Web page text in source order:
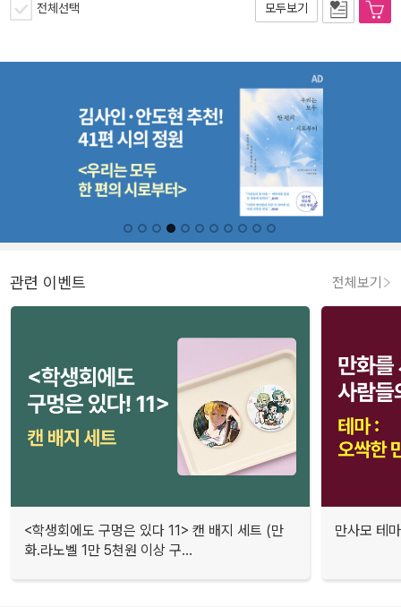
전체선택 모두보기
관련 이벤트 전체보기
<학생회에도 구멍은 있다 11> 캔 배지 세트 (만
화.라노벨 1만 5천원 이상 구...
만사모 테